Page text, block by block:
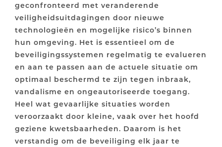
geconfronteerd met veranderende
veiligheidsuitdagingen door nieuwe
technologieën en mogelijke risico’s binnen
hun omgeving. Het is essentieel om de
beveiligingssystemen regelmatig te evalueren
en aan te passen aan de actuele situatie om
optimaal beschermd te zijn tegen inbraak,
vandalisme en ongeautoriseerde toegang.
Heel wat gevaarlijke situaties worden
veroorzaakt door kleine, vaak over het hoofd
geziene kwetsbaarheden. Daarom is het
verstandig om de beveiliging elk jaar te